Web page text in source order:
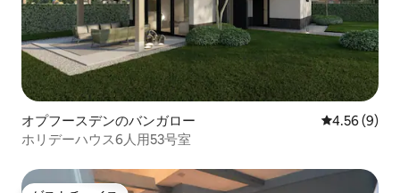
オプフースデンのバンガロー レビュー9
4.56 (9)
ホリデーハウス6人用53号室